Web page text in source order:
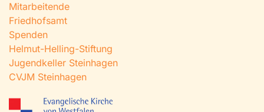
Mitarbeitende
Friedhofsamt
Spenden
Helmut-Helling-Stiftung
Jugendkeller Steinhagen
CVJM Steinhagen